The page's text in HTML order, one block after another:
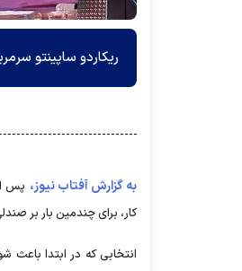
ریکاردو ساپینتو
به گزارش آفتاب نیوز، پس
کار، برای چندمین بار بر
انتخابی که در ابتدا باعث